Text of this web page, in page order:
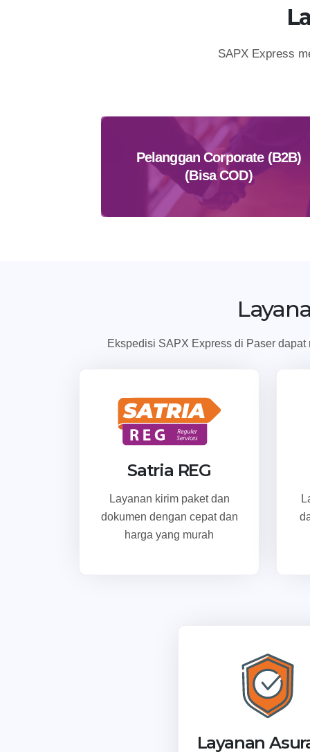
SAPX Express
Pelanggan Corporate (B2B)
(Bisa COD)
Ekspedisi SAPX Express di Paser
Satria REG
Layanan kirim paket dan
dokumen dengan cepat dan
harga yang murah
Layanan